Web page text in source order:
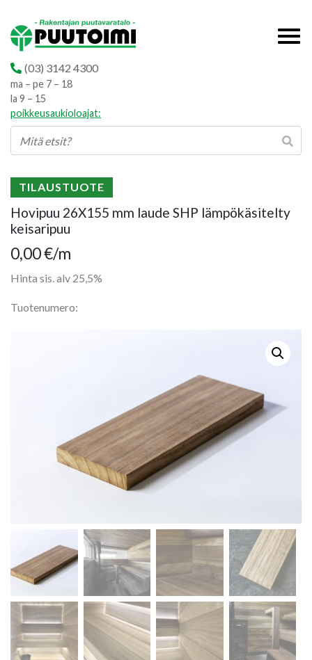
(03) 3142 4300
ma – pe 7 – 18
la 9 – 15
poikkeusaukioloajat:
TILAUSTUOTE
Hovipuu 26X155 mm laude SHP lämpökäsitelty
keisaripuu
0,00€/m
Hinta sis. alv 25,5%
Tuotenumero: